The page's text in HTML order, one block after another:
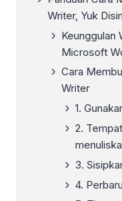
Writer, Yuk
Keunggulan
Microsoft
Cara
Writer
1.
2.
3.
4.